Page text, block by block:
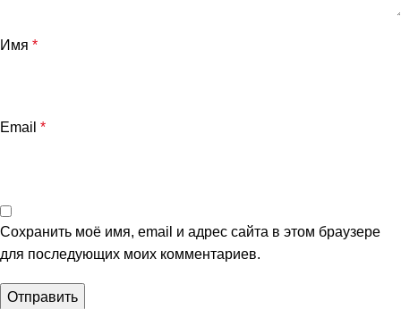
Имя *
Email *
Сохранить моё имя, email и адрес сайта в этом браузере
для последующих моих комментариев.